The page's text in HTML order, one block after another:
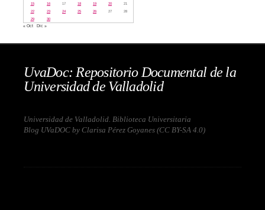
15
16 17 18 19 20
21
22
23 24 25 26 27
28
29
30
« Oct Dic »
UvaDoc: Repositorio Documental de la
Universidad de Valladolid
Universidad de Valladolid. Biblioteca Universitaria
Blog UVaDOC by Clarisa Pérez Goyanes (CC BY-SA 4.0)